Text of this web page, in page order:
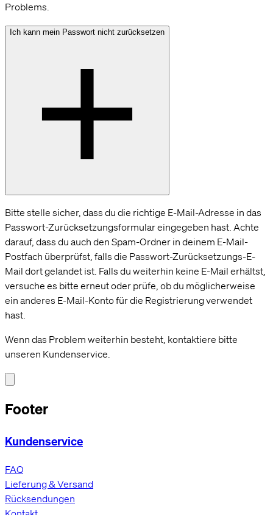
Problems.
Ich kann mein Passwort nicht zurücksetzen
Bitte stelle sicher, dass du die richtige E-Mail-Adresse in das
Passwort-Zurücksetzungsformular eingegeben hast. Achte
darauf, dass du auch den Spam-Ordner in deinem E-Mail-
Postfach überprüfst, falls die Passwort-Zurücksetzungs-E-
Mail dort gelandet ist. Falls du weiterhin keine E-Mail erhältst,
versuche es bitte erneut oder prüfe, ob du möglicherweise
ein anderes E-Mail-Konto für die Registrierung verwendet
hast.
Wenn das Problem weiterhin besteht, kontaktiere bitte
unseren Kundenservice.
Footer
Kundenservice
FAQ
Lieferung & Versand
Rücksendungen